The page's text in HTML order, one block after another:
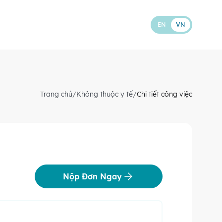
EN VN
Trang chủ/Không thuộc y tế/Chi tiết công việc
Nộp Đơn Ngay